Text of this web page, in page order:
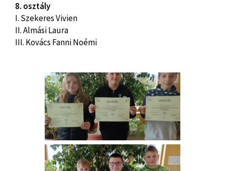
8. osztály
I. Szekeres Vivien
II. Almási Laura
III. Kovács Fanni Noémi